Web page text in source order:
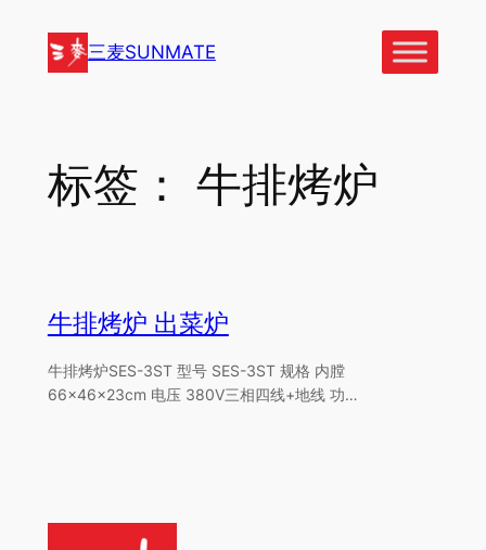
三麦SUNMATE
标签： 牛排烤炉
牛排烤炉 出菜炉
牛排烤炉SES-3ST 型号 SES-3ST 规格 内膛
66×46×23cm 电压 380V三相四线+地线 功…